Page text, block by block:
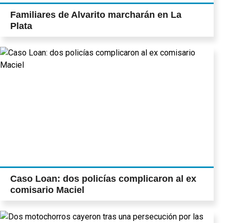
Familiares de Alvarito marcharán en La
Plata
Caso Loan: dos policías complicaron al ex
comisario Maciel